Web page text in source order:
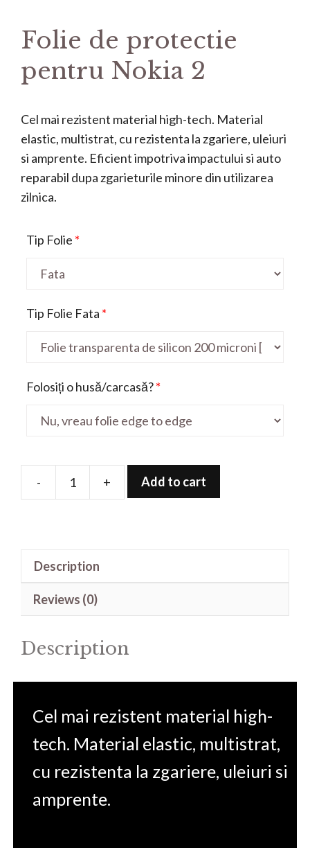
Folie de protectie
pentru Nokia 2
Cel mai rezistent material high-tech. Material
elastic, multistrat, cu rezistenta la zgariere, uleiuri
si amprente. Eficient impotriva impactului si auto
reparabil dupa zgarieturile minore din utilizarea
zilnica.
Tip Folie *
Tip Folie Fata *
Folosiți o husă/carcasă?*
-
Folie
+ Add to cart
Description
Reviews (0)
Description
Cel mai rezistent material high-
tech. Material elastic, multistrat,
cu rezistenta la zgariere, uleiuri si
amprente.